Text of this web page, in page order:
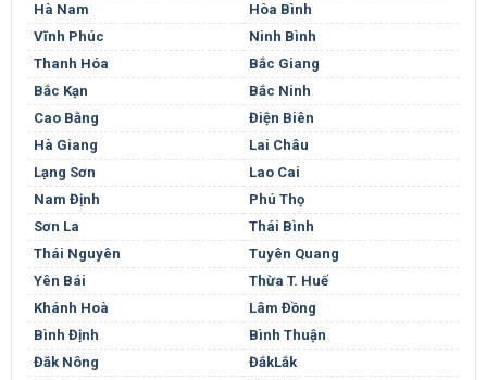
Hà Nam
Hòa Bình
Vĩnh Phúc
Ninh Bình
Thanh Hóa
Bắc Giang
Bắc Kạn
Bắc Ninh
Cao Bằng
Điện Biên
Hà Giang
Lai Châu
Lạng Sơn
Lao Cai
Nam Định
Phú Thọ
Sơn La
Thái Bình
Thái Nguyên
Tuyên Quang
Yên Bái
Thừa T. Huế
Khánh Hoà
Lâm Đồng
Bình Định
Bình Thuận
Đăk Nông
ĐắkLắk